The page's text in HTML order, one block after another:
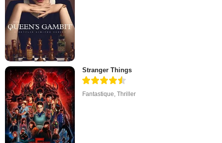
Stranger Things
Fantastique,Thriller